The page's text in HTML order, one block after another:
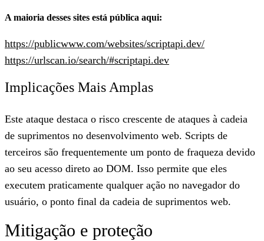
A maioria desses sites está pública aqui:
https://publicwww.com/websites/scriptapi.dev/
https://urlscan.io/search/#scriptapi.dev
Implicações Mais Amplas
Este ataque destaca o risco crescente de ataques à cadeia
de suprimentos no desenvolvimento web. Scripts de
terceiros são frequentemente um ponto de fraqueza devido
ao seu acesso direto ao DOM. Isso permite que eles
executem praticamente qualquer ação no navegador do
usuário, o ponto final da cadeia de suprimentos web.
Mitigação e proteção